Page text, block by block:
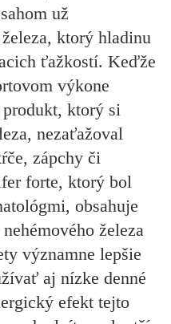
už
ktorý hladinu
ťažkostí. Keďže
výkone
ktorý si
nezaťažoval
zápchy či
forte, ktorý bol
obsahuje
železa
významne lepšie
aj nízke denné
efekt tejto